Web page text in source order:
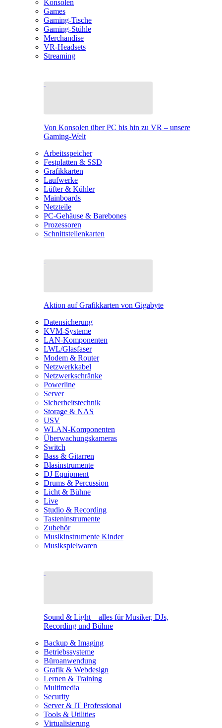
Konsolen
Games
Gaming-Tische
Gaming-Stühle
Merchandise
VR-Headsets
Streaming
Von Konsolen über PC bis hin zu VR – unsere
Gaming-Welt
Arbeitsspeicher
Festplatten & SSD
Grafikkarten
Laufwerke
Lüfter & Kühler
Mainboards
Netzteile
PC-Gehäuse & Barebones
Prozessoren
Schnittstellenkarten
Aktion auf Grafikkarten von Gigabyte
Datensicherung
KVM-Systeme
LAN-Komponenten
LWL/Glasfaser
Modem & Router
Netzwerkkabel
Netzwerkschränke
Powerline
Server
Sicherheitstechnik
Storage & NAS
USV
WLAN-Komponenten
Überwachungskameras
Switch
Bass & Gitarren
Blasinstrumente
DJ Equipment
Drums & Percussion
Licht & Bühne
Live
Studio & Recording
Tasteninstrumente
Zubehör
Musikinstrumente Kinder
Musikspielwaren
Sound & Light – alles für Musiker, DJs,
Recording und Bühne
Backup & Imaging
Betriebssysteme
Büroanwendung
Grafik & Webdesign
Lernen & Training
Multimedia
Security
Server & IT Professional
Tools & Utilities
Virtualisierung